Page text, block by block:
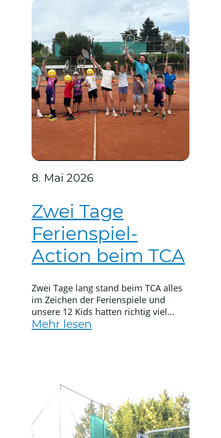
Sieg hinzufügen konnten und ohne
einen einzigen Matchgewinn bei BG
Weilburg unterlagen, kamen die
Mädels von der Spielgemeinschaft
mit Oberbiel…
8. Mai 2026
Zwei Tage
Ferienspiel-
Action beim TCA
Zwei Tage lang stand beim TCA alles
im Zeichen der Ferienspiele und
unsere 12 Kids hatten richtig viel
Action auf dem Platz! Von den ersten
Ende flogen die Bälle schon richtig
sicher übers Netz.…
Mehr lesen